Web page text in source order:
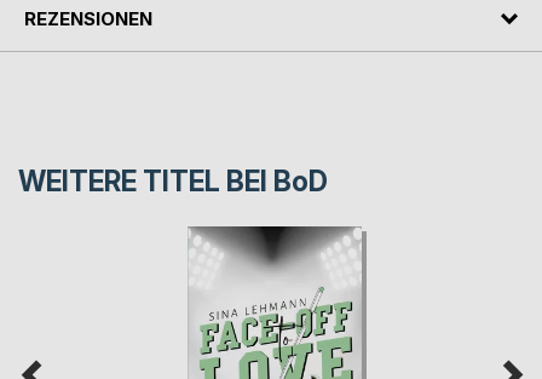
REZENSIONEN
WEITERE TITEL BEI BoD